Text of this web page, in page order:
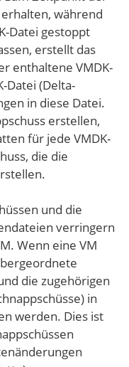
während
Datei gestoppt
erstellt das
enthaltene VMDK-
Datei (Delta-
in diese Datei.
erstellen,
für jede VMDK-
die die
und die
verringern
Wenn eine VM
die zugehörigen
in
werden. Dies ist